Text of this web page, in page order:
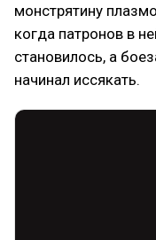
монстрятину
когда патронов в
становилось, а
начинал иссякать.